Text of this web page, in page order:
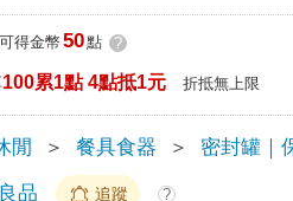
得金幣 50點 ?
100累1點 4點抵1元 折抵無上限
閒 ＞ 餐具食器 ＞ 密封罐｜
品 追蹤 ?